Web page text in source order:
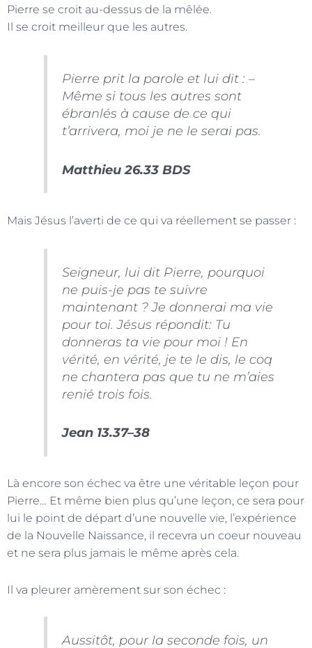
Pierre se croit au-dessus de la mêlée.
Il se croit meilleur que les autres.
Pierre prit la parole et lui dit : –
Même si tous les autres sont
ébranlés à cause de ce qui
t’arrivera, moi je ne le serai pas.
Matthieu 26.33 BDS
Mais Jésus l’averti de ce qui va réellement se passer :
Seigneur, lui dit Pierre, pourquoi
ne puis-je pas te suivre
maintenant ? Je donnerai ma vie
pour toi. Jésus répondit: Tu
donneras ta vie pour moi ! En
vérité, en vérité, je te le dis, le coq
ne chantera pas que tu ne m’aies
renié trois fois.
Jean 13.37–38
Là encore son échec va être une véritable leçon pour
Pierre… Et même bien plus qu’une leçon, ce sera pour
lui le point de départ d’une nouvelle vie, l’expérience
de la Nouvelle Naissance, il recevra un coeur nouveau
et ne sera plus jamais le même après cela.
Il va pleurer amèrement sur son échec :
Aussitôt, pour la seconde fois, un